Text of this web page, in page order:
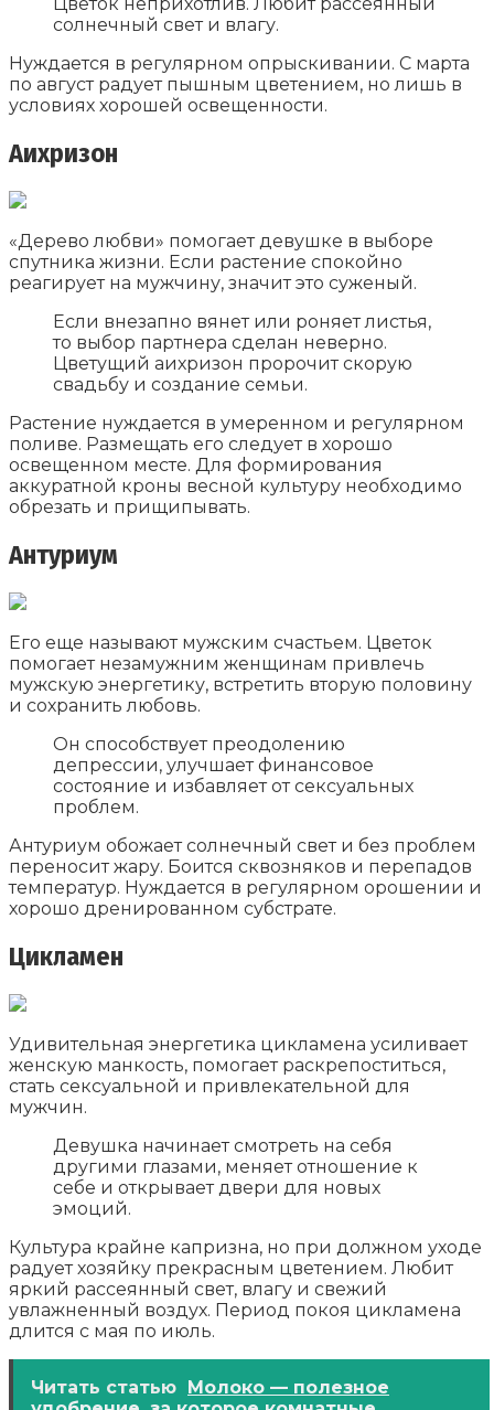
Цветок неприхотлив. Любит рассеянный
солнечный свет и влагу.
Нуждается в регулярном опрыскивании. С марта
по август радует пышным цветением, но лишь в
условиях хорошей освещенности.
Аихризон
«Дерево любви» помогает девушке в выборе
спутника жизни. Если растение спокойно
реагирует на мужчину, значит это суженый.
Если внезапно вянет или роняет листья,
то выбор партнера сделан неверно.
Цветущий аихризон пророчит скорую
свадьбу и создание семьи.
Растение нуждается в умеренном и регулярном
поливе. Размещать его следует в хорошо
освещенном месте. Для формирования
аккуратной кроны весной культуру необходимо
обрезать и прищипывать.
Антуриум
Его еще называют мужским счастьем. Цветок
помогает незамужним женщинам привлечь
мужскую энергетику, встретить вторую половину
и сохранить любовь.
Он способствует преодолению
депрессии, улучшает финансовое
состояние и избавляет от сексуальных
проблем.
Антуриум обожает солнечный свет и без проблем
переносит жару. Боится сквозняков и перепадов
температур. Нуждается в регулярном орошении и
хорошо дренированном субстрате.
Цикламен
Удивительная энергетика цикламена усиливает
женскую манкость, помогает раскрепоститься,
стать сексуальной и привлекательной для
мужчин.
Девушка начинает смотреть на себя
другими глазами, меняет отношение к
себе и открывает двери для новых
эмоций.
Культура крайне капризна, но при должном уходе
радует хозяйку прекрасным цветением. Любит
яркий рассеянный свет, влагу и свежий
увлажненный воздух. Период покоя цикламена
длится с мая по июль.
Читать статью Молоко — полезное